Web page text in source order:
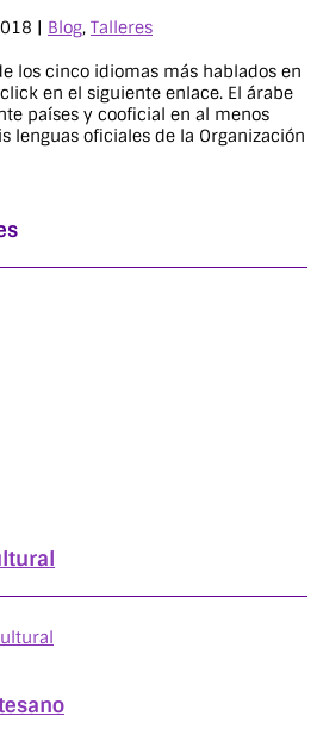
| Blog, Talleres
los cinco idiomas más hablados en
en el siguiente enlace. El árabe
países y cooficial en al menos
lenguas oficiales de la Organización